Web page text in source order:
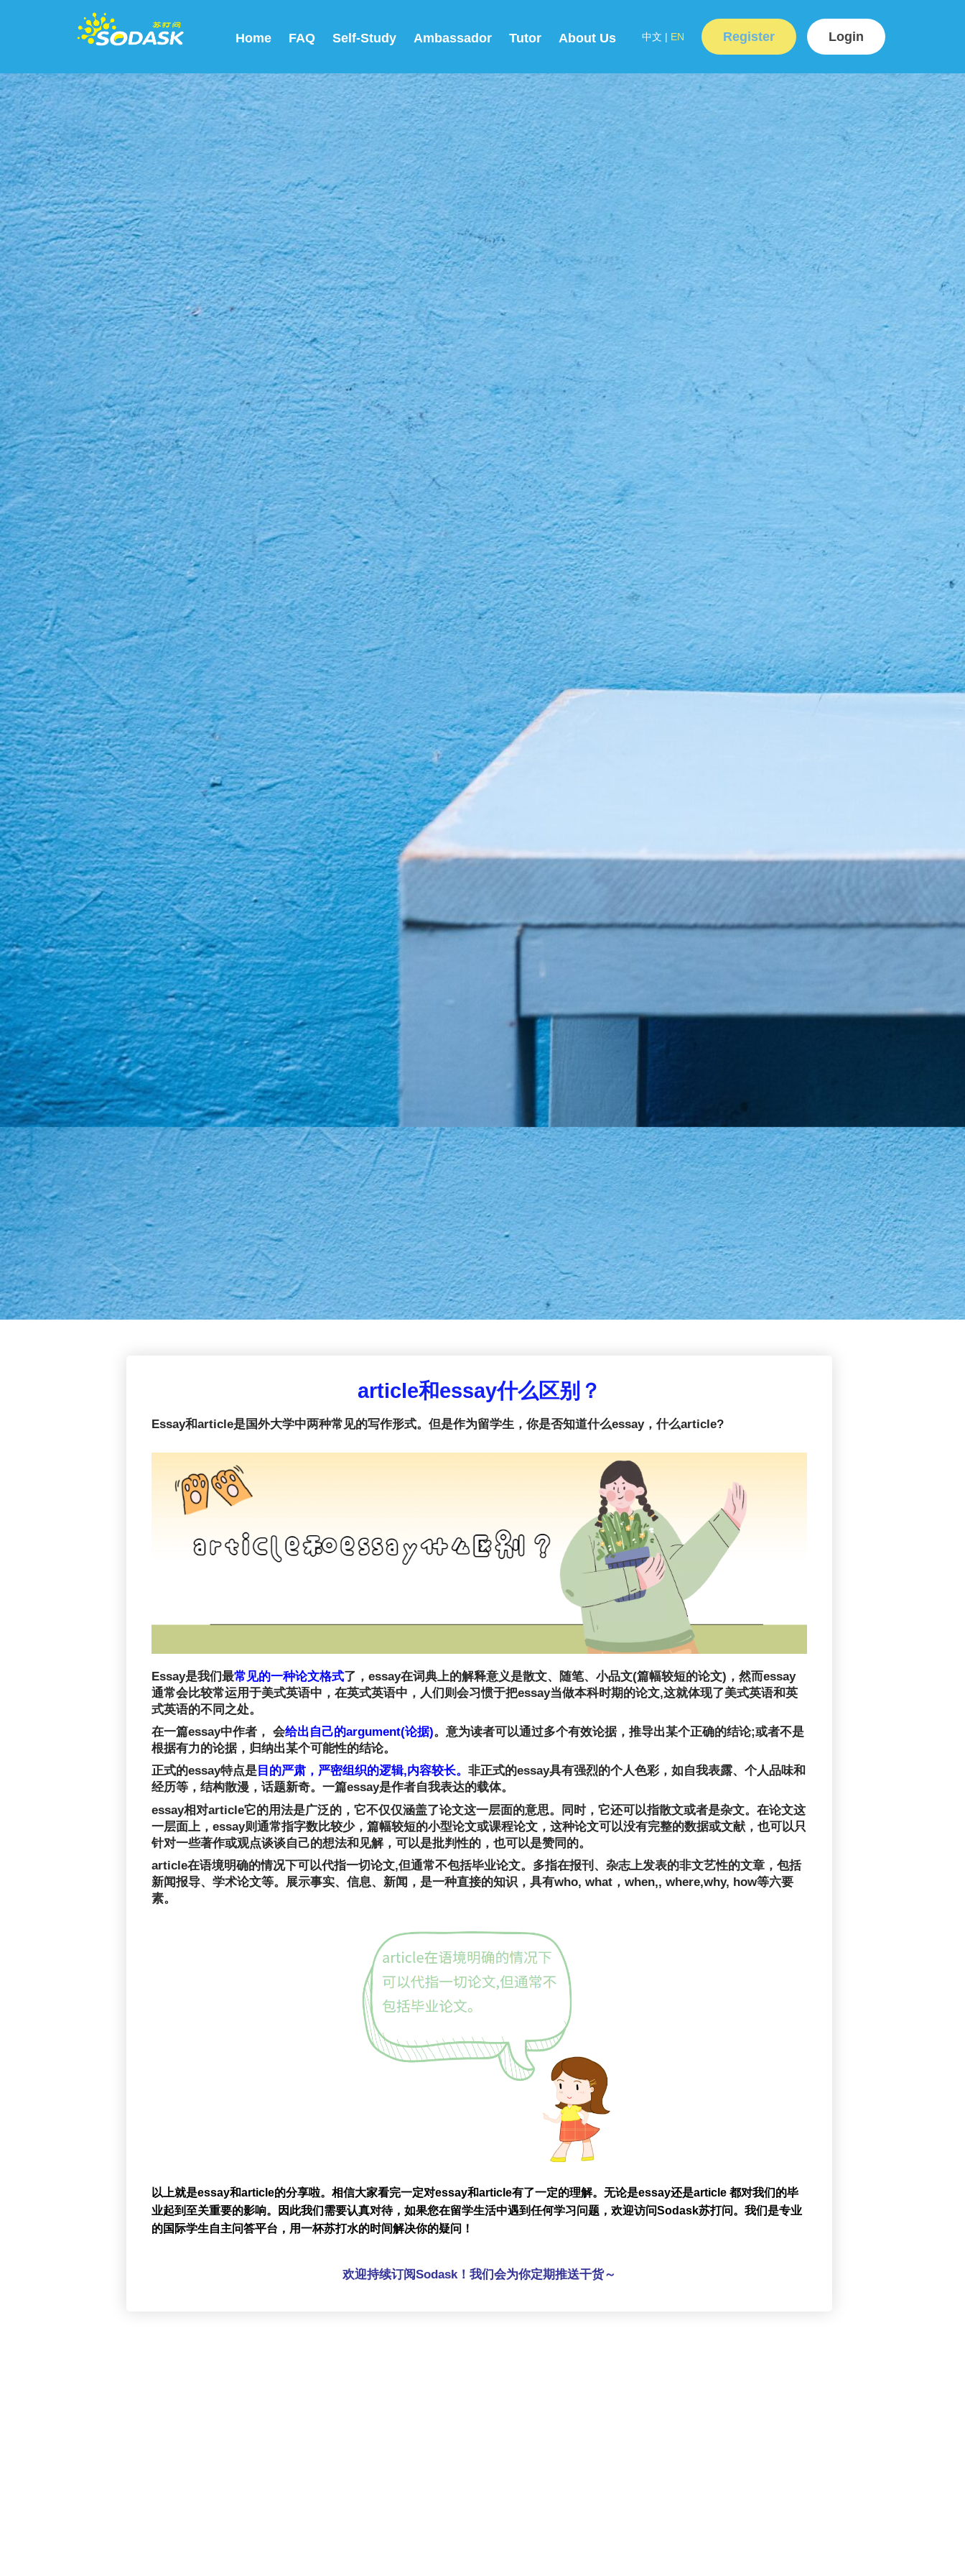
Home FAQ Self-Study Ambassador Tutor About Us Login
Register
中文 | EN
article和essay什么区别？
Essay和article是国外大学中两种常见的写作形式。但是作为留学生，你是否知道什么essay，什么article?
Essay是我们最常见的一种论文格式了，essay在词典上的解释意义是散文、随笔、小品文(篇幅较短的论文)，然而essay
通常会比较常运用于美式英语中，在英式英语中，人们则会习惯于把essay当做本科时期的论文,这就体现了美式英语和英
式英语的不同之处。
在一篇essay中作者， 会给出自己的argument(论据)。意为读者可以通过多个有效论据，推导出某个正确的结论;或者不是
根据有力的论据，归纳出某个可能性的结论。
正式的essay特点是 目的严肃，严密组织的逻辑,内容较长。 非正式的essay具有强烈的个人色彩，如自我表露、个人品味和
经历等，结构散漫，话题新奇。一篇essay是作者自我表达的载体。
essay相对article它的用法是广泛的，它不仅仅涵盖了论文这一层面的意思。同时，它还可以指散文或者是杂文。在论文这
一层面上，essay则通常指字数比较少，篇幅较短的小型论文或课程论文，这种论文可以没有完整的数据或文献，也可以只
针对一些著作或观点谈谈自己的想法和见解，可以是批判性的，也可以是赞同的。
article在语境明确的情况下可以代指一切论文,但通常不包括毕业论文。多指在报刊、杂志上发表的非文艺性的文章，包括
新闻报导、学术论文等。展示事实、信息、新闻，是一种直接的知识，具有who, what，when,, where,why, how等六要
素。
以上就是essay和article的分享啦。相信大家看完一定对essay和article有了一定的理解。无论是essay还是article 都对我们的毕
业起到至关重要的影响。因此我们需要认真对待，如果您在留学生活中遇到任何学习问题，欢迎访问Sodask苏打问。我们是专业
的国际学生自主问答平台，用一杯苏打水的时间解决你的疑问！
欢迎持续订阅Sodask！我们会为你定期推送干货～